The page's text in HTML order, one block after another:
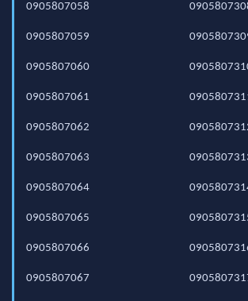
0905807058
0905807059
0905807060
0905807061
0905807062
0905807063
0905807064
0905807065
0905807066
0905807067